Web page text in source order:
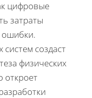
цифровые
затраты
создаст
физических
откроет